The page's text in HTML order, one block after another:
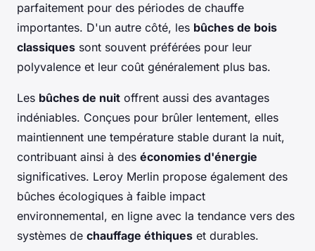
parfaitement pour des périodes de chauffe
importantes. D'un autre côté, les bûches de bois
classiques sont souvent préférées pour leur
polyvalence et leur coût généralement plus bas.
Les bûches de nuit offrent aussi des avantages
indéniables. Conçues pour brûler lentement, elles
maintiennent une température stable durant la nuit,
contribuant ainsi à des économies d'énergie
significatives. Leroy Merlin propose également des
bûches écologiques à faible impact
environnemental, en ligne avec la tendance vers des
systèmes de chauffage éthiques et durables.